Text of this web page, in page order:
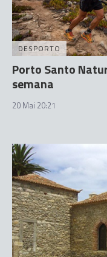
DESPORTO
Porto Santo
semana
20 Mai 20:21